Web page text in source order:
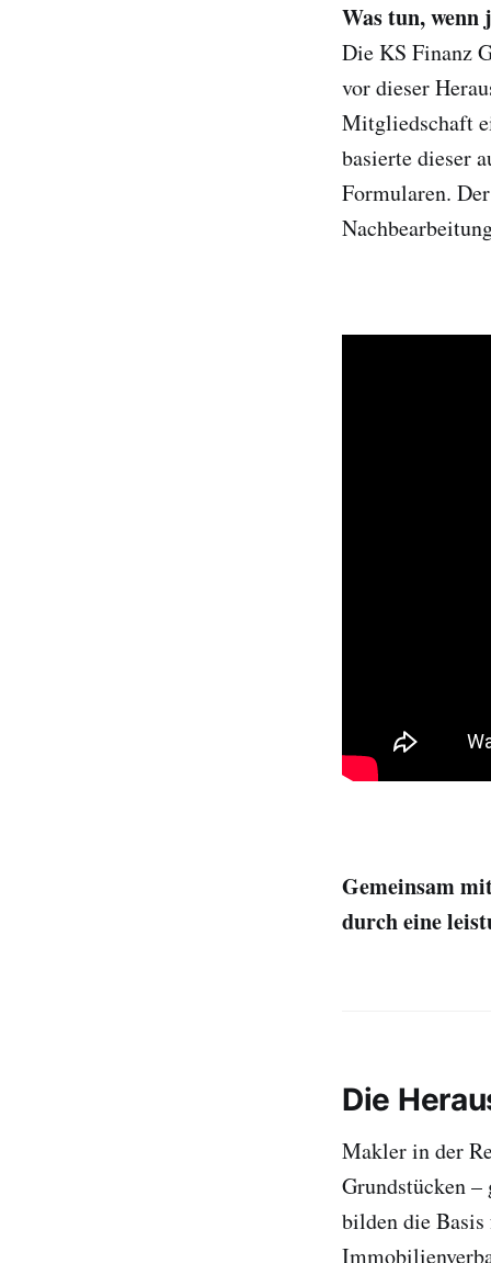
Was tun, wenn
Die KS Finanz
vor dieser
Mitgliedschaft
basierte dieser
Formularen.
Gemeinsam
durch eine
Die
Makler in der
Grundstücken
bilden die Basis